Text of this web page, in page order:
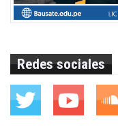
Redes sociales